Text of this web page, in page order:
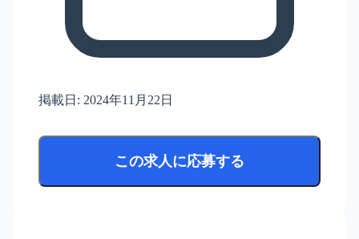
掲載日: 2024年11月22日
この求人に応募する